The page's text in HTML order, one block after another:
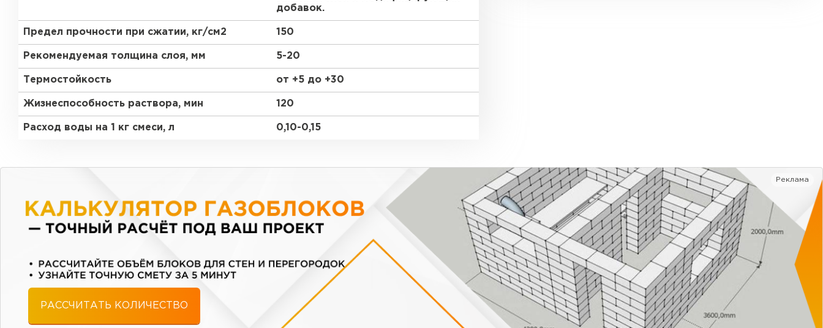
добавок.
Предел прочности при сжатии, кг/см2 150
Рекомендуемая толщина слоя, мм 5-20
Термостойкость от +5 до +30
Жизнеспособность раствора, мин 120
Расход воды на 1 кг смеси, л 0,10-0,15
Реклама
РАССЧИТАТЬ КОЛИЧЕСТВО